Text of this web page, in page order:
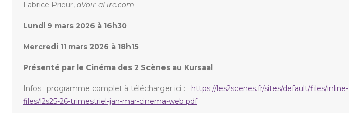
Fabrice Prieur, aVoir-aLire.com
Lundi 9 mars 2026 à 16h30
Mercredi 11 mars 2026 à 18h15
Présenté par le Cinéma des 2 Scènes au Kursaal
Infos : programme complet à télécharger ici : https://les2scenes.fr/sites/default/files/inline-
files/l2s25-26-trimestriel-jan-mar-cinema-web.pdf